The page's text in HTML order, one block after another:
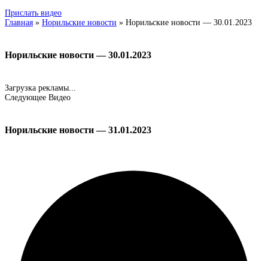
Прислать видео
Главная » Норильские новости » Норильские новости — 30.01.2023
Норильские новости — 30.01.2023
Загрузка рекламы...
Следующее Видео
Норильские новости — 31.01.2023